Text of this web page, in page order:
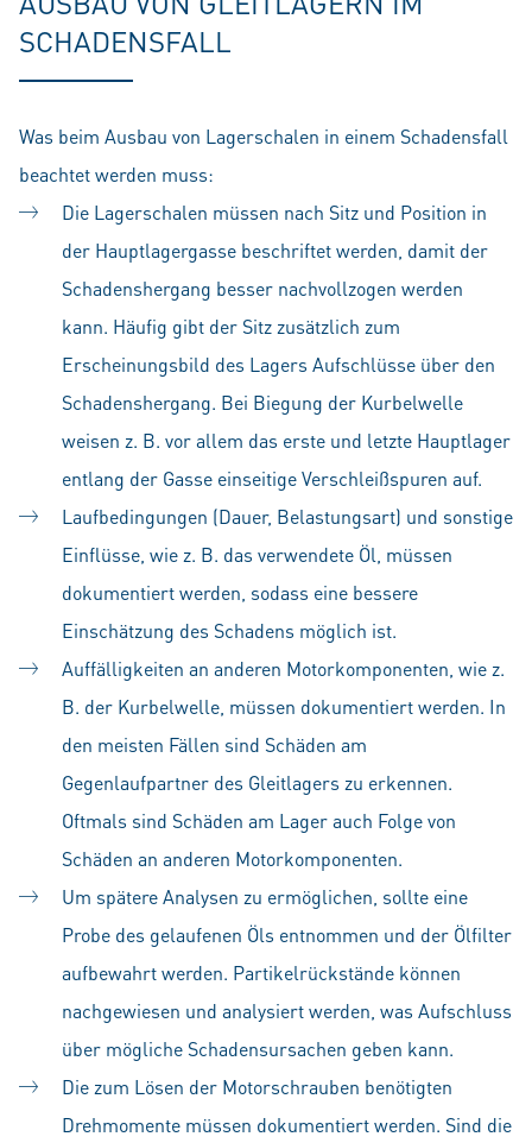
SCHADENSFALL
Was beim Ausbau von Lagerschalen in einem Schadensfall
beachtet werden muss:
Die Lagerschalen müssen nach Sitz und Position in
der Hauptlagergasse beschriftet werden, damit der
Schadenshergang besser nachvollzogen werden
kann. Häufig gibt der Sitz zusätzlich zum
Erscheinungsbild des Lagers Aufschlüsse über den
Schadenshergang. Bei Biegung der Kurbelwelle
weisen z. B. vor allem das erste und letzte Hauptlager
entlang der Gasse einseitige Verschleißspuren auf.
Laufbedingungen (Dauer, Belastungsart) und sonstige
Einflüsse, wie z. B. das verwendete Öl, müssen
dokumentiert werden, sodass eine bessere
Einschätzung des Schadens möglich ist.
Auffälligkeiten an anderen Motorkomponenten, wie z.
B. der Kurbelwelle, müssen dokumentiert werden. In
den meisten Fällen sind Schäden am
Gegenlaufpartner des Gleitlagers zu erkennen.
Oftmals sind Schäden am Lager auch Folge von
Schäden an anderen Motorkomponenten.
Um spätere Analysen zu ermöglichen, sollte eine
Probe des gelaufenen Öls entnommen und der Ölfilter
aufbewahrt werden. Partikelrückstände können
nachgewiesen und analysiert werden, was Aufschluss
über mögliche Schadensursachen geben kann.
Die zum Lösen der Motorschrauben benötigten
Drehmomente müssen dokumentiert werden. Sind die